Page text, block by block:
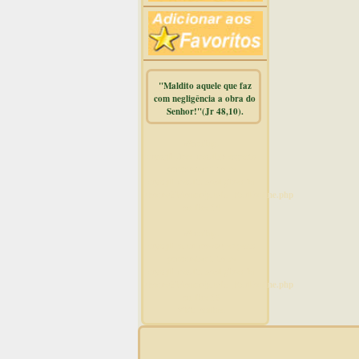
"Maldito aquele que faz
com negligência a obra do
Senhor!"(Jr 48,10).
/home/dicionar/public_html/online.php
/home/dicionar/public_html/online.php